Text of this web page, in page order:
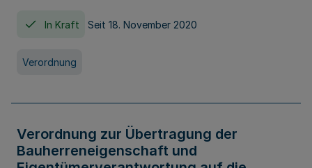
In Kraft Seit 18. November 2020
Verordnung
Verordnung zur Übertragung der
Bauherreneigenschaft und